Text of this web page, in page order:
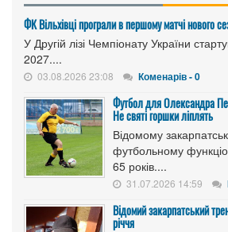
ФК Вільхівці програли в першому матчі нового
У Другій лізі Чемпіонату України
2027....
03.08.2026 23:08 Коменарів - 0
Футбол для Олександра
Не святі горшки ліплять
Відомому
футбольному
65 років....
31.07.2026 14:59
Відомий закарпатський
річчя